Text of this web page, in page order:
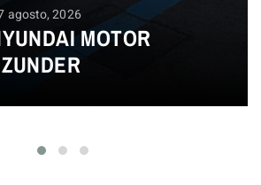
agosto, 2026
MOTOR